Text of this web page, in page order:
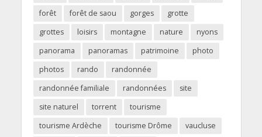
forêt
forêt de saou gorges
grotte
grottes
loisirs montagne nature
nyons
panorama
panoramas patrimoine
photo
photos
rando
randonnée
randonnée familiale
randonnées
site
site naturel
torrent
tourisme
tourisme Ardèche
tourisme Drôme
vaucluse